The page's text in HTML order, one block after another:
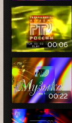
00:06
00:22